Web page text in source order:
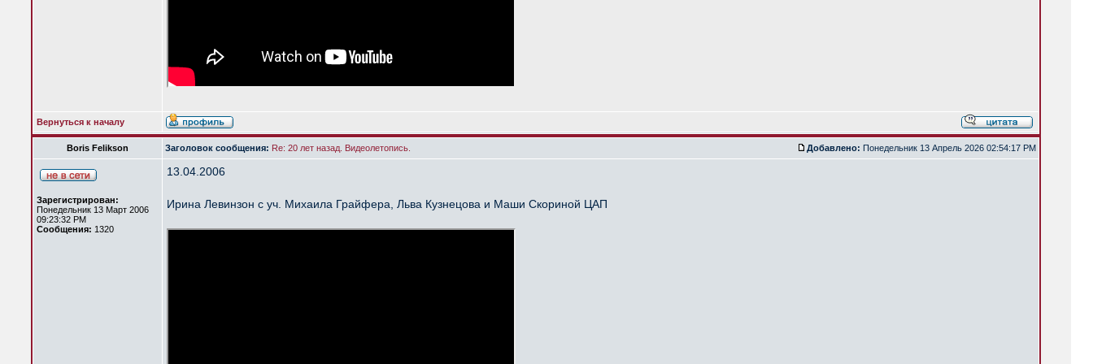
Вернуться к началу
Boris Felikson Заголовок сообщения: Re: 20 лет назад. Видеолетопись. Добавлено: Понедельник 13 Апрель 2026 02:54:17 PM
Зарегистрирован:
Понедельник 13 Март 2006
09:23:32 PM
Сообщения: 1320
13.04.2006
Ирина Левинзон с уч. Михаила Грайфера, Льва Кузнецова и Маши Скориной ЦАП